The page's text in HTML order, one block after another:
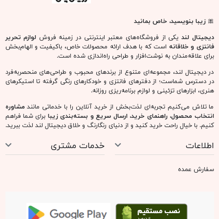
🎀زیبا بنویسید، خاص بمانید
دیجیتال لند یکی از فروشگاه‌های معتبر اینترنتی در زمینه فروش لوازم تحریر
فانتزی و خلاقانه است که با هدف ارائه محصولات خاص، باکیفیت و الهام‌بخش
برای علاقه‌مندان به نوشت‌افزار و طراحی راه‌اندازی شده است.
در دیجیتال لند، مجموعه‌ای متنوع از برندهای محبوب و طراحی‌های منحصربه‌فرد
در دسترس شماست؛ از دفترهای فانتزی و خودکارهای رنگی گرفته تا استیکرهای
هنری، ابزارهای تزئینی و لوازم برنامه‌ریزی روزانه.
ما تلاش می‌کنیم تجربه‌ای لذت‌بخش از خرید آنلاین را با خدماتی مانندمشاوره
انتخاب محصول، راهنمای خرید، ارسال سریع و بسته‌بندی زیبا برای شما فراهم
کنیم. با خیال راحت خرید کنید و از دنیای رنگارنگ و خلاق دیجیتال لند لذت ببرید.
اطلاعات خدمات مشتری
سفارش عمده